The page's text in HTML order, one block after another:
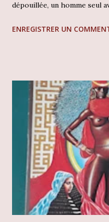
dépouillée, un homme seul
du monde, le Palais des
privilège rare. Cet album
"Nueva Canción" ; c'est un
musique, capturant
lui-même comme un
Palacio De Bellas Artes :
Contexte et écoute L'album
constitue un document
ENREGISTRER UN